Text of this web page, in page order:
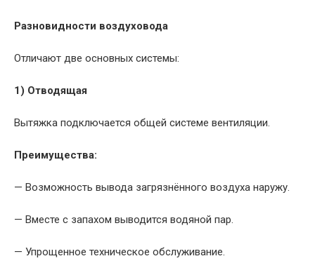
Разновидности воздуховода
Отличают две основных системы:
1) Отводящая
Вытяжка подключается общей системе вентиляции.
Преимущества:
— Возможность вывода загрязнённого воздуха наружу.
— Вместе с запахом выводится водяной пар.
— Упрощенное техническое обслуживание.